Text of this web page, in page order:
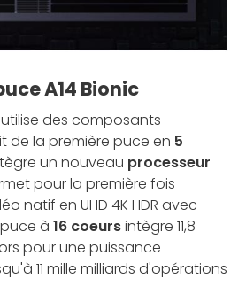
A14 Bionic
utilise des composants
de la première puce en 5
un nouveau processeur
pour la première fois
natif en UHD 4K HDR avec
à 16 coeursintègre 11,8
pour une puissance
11 mille milliards d'opérations